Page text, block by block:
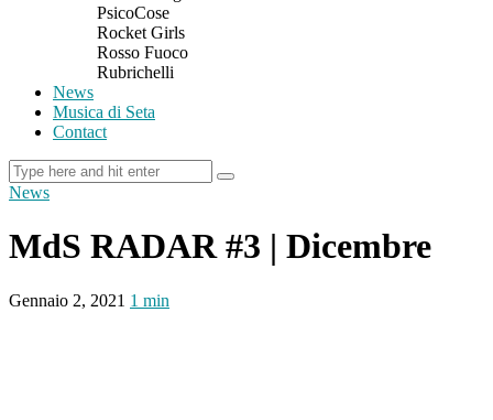
PsicoCose
Rocket Girls
Rosso Fuoco
Rubrichelli
News
Musica di Seta
Contact
News
MdS RADAR #3 | Dicembre
Gennaio 2, 2021 1 min